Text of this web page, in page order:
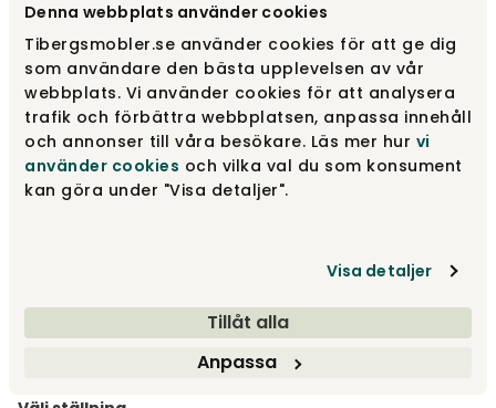
Denna webbplats använder cookies
Tibergsmobler.se använder cookies för att ge dig
som användare den bästa upplevelsen av vår
webbplats. Vi använder cookies för att analysera
trafik och förbättra webbplatsen, anpassa innehåll
och annonser till våra besökare. Läs mer hur vi
använder cookies och vilka val du som konsument
kan göra under "Visa detaljer".
Visa detaljer
Tillåt alla
Anpassa
Välj färgOcean Blue
Ocean Blue
Fåtal i lager
Grass Green
3 560 kr
Visa fler +5